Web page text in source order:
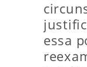
essa